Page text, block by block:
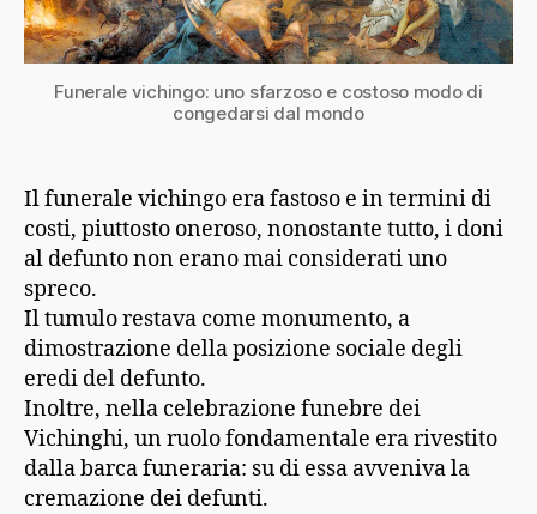
Funerale vichingo: uno sfarzoso e costoso modo di
congedarsi dal mondo
Il funerale vichingo era fastoso e in termini di
costi, piuttosto oneroso, nonostante tutto, i doni
al defunto non erano mai considerati uno
spreco.
Il tumulo restava come monumento, a
dimostrazione della posizione sociale degli
eredi del defunto.
Inoltre, nella celebrazione funebre dei
Vichinghi, un ruolo fondamentale era rivestito
dalla barca funeraria: su di essa avveniva la
cremazione dei defunti.